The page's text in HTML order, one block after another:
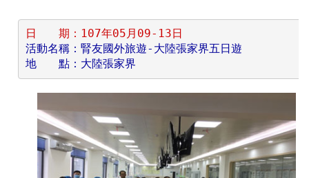
日　　期：107年05月09-13日
活動名稱：腎友國外旅遊-大陸張家界五日遊
地　　點：大陸張家界